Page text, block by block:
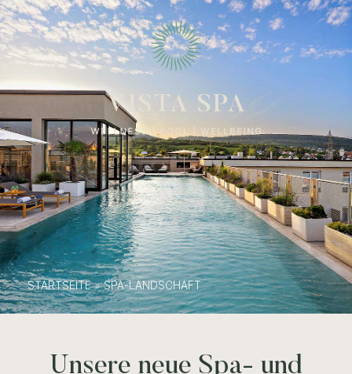
STARTSEITE»SPA-LANDSCHAFT
Unsere neue Spa- und